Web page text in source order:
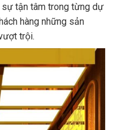
tận tâm trong từng dự
hàng những sản
trội.